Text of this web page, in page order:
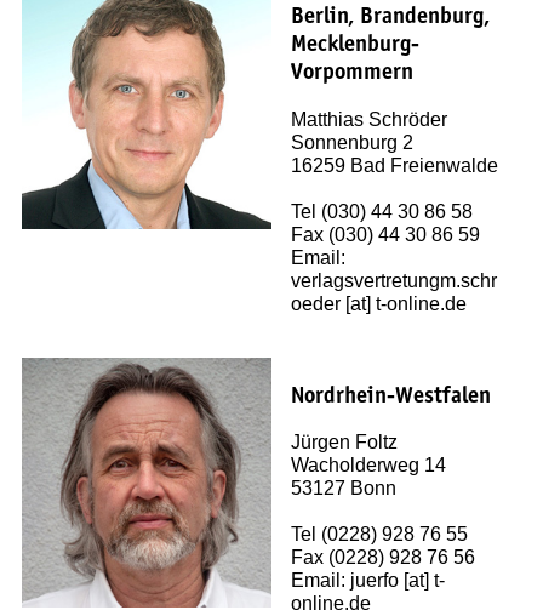
VERLAG
Über uns
Unser Team
Jobs
Handel
Presse
Kontakt
Tipps zum nachhaltigen Reisen
Anleitung zur Nutzung von GPS-Daten
Berlin, Brandenburg,
Mecklenburg-
Vorpommern
Matthias Schröder
Sonnenburg 2
16259 Bad Freienwalde
Tel (030) 44 30 86 58
Fax (030) 44 30 86 59
Email:
verlagsvertretungm.schr
oeder [at] t-online.de
Nordrhein-Westfalen
Jürgen Foltz
Wacholderweg 14
53127 Bonn
Tel (0228) 928 76 55
Fax (0228) 928 76 56
Email: juerfo [at] t-
online.de